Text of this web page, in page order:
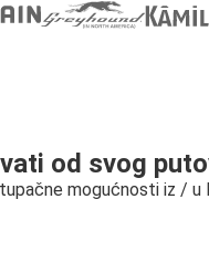
od svog
mogućnosti iz / u